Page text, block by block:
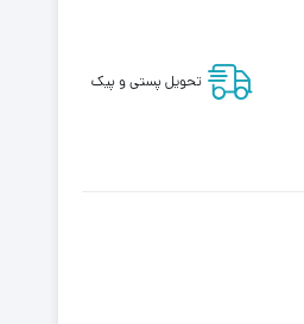
تحویل پستی و پیک